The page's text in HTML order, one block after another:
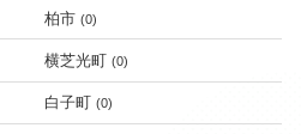
柏市 (0)
横芝光町 (0)
白子町 (0)